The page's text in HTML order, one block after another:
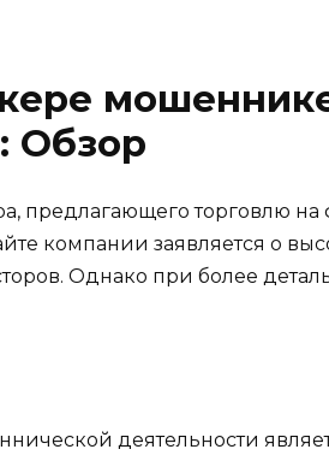
Обзор
предлагающего торговлю
компании заявляется о
Однако при более
деятельности